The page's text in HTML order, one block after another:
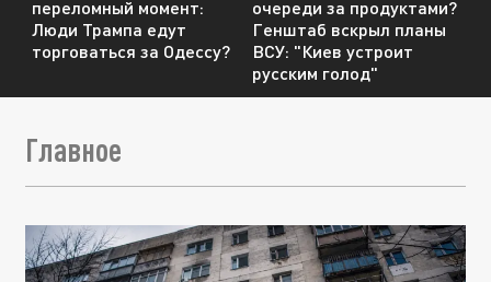
переломный момент:
Люди Трампа едут
торговаться за Одессу?
очереди за продуктами?
Генштаб вскрыл планы
ВСУ: "Киев устроит
русским голод"
Главное